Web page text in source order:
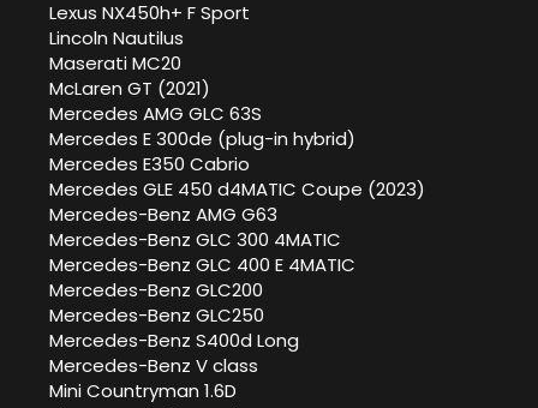
Lexus NX450h+ F Sport
Lincoln Nautilus
Maserati MC20
McLaren GT (2021)
Mercedes AMG GLC 63S
Mercedes E 300de (plug-in hybrid)
Mercedes E350 Cabrio
Mercedes GLE 450 d4MATIC Coupe (2023)
Mercedes-Benz AMG G63
Mercedes-Benz GLC 300 4MATIC
Mercedes-Benz GLC 400 E 4MATIC
Mercedes-Benz GLC200
Mercedes-Benz GLC250
Mercedes-Benz S400d Long
Mercedes-Benz V class
Mini Countryman 1.6D